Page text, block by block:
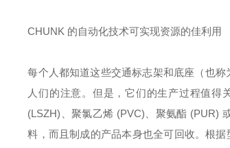
CHUNK 的自动化技术可实现资源的佳利用
每个人都知道这些交通标志架和底座（也
人们的注意。但是，它们的生产过程值得
(LSZH)、聚氯乙烯 (PVC)、聚氨酯 (PUR)
料，而且制成的产品本身也全可回收。根